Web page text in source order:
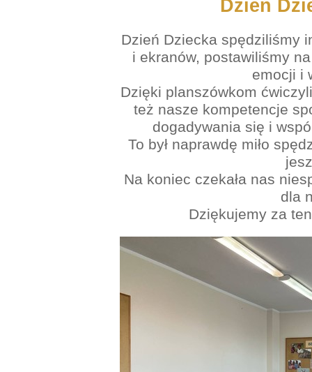
Dzień
Dzień Dziecka spędziliśmy
i ekranów, postawiliśmy
emocji i
Dzięki planszówkom
też nasze kompetencje
dogadywania się i
To był naprawdę miło
Na koniec czekała nas
dla
Dziękujemy za